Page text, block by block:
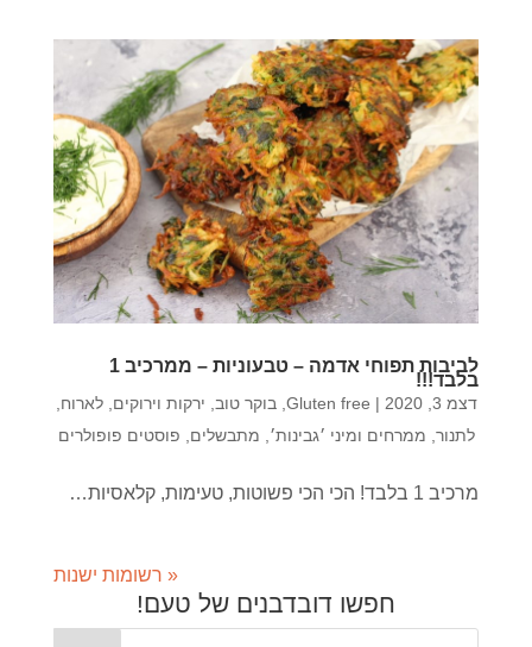
לביבות תפוחי אדמה – טבעוניות – ממרכיב 1
בלבד!!!
דצמ 3, 2020 |
Gluten free בוקר טוב ירקות וירוקים ,לארוח
לתנור ממרחים ומיני ׳גבינות׳ מתבשלים פוסטים פופולרים
מרכיב 1 בלבד! הכי הכי פשוטות, טעימות, קלאסיות…
« רשומות ישנות
חפשו דובדבנים של טעם!